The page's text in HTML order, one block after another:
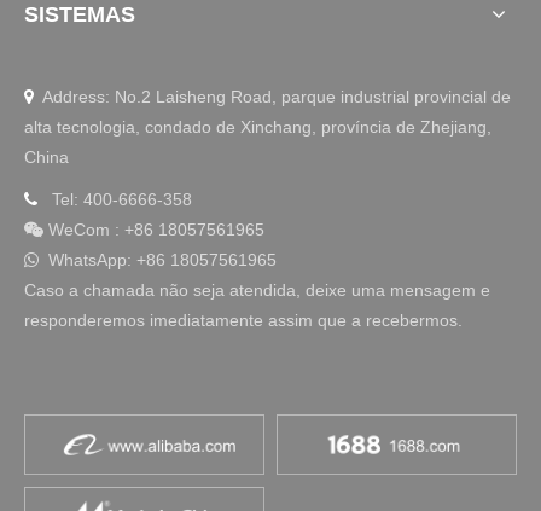
SISTEMAS
 Address: No.2 Laisheng Road, parque industrial provincial de
alta tecnologia, condado de Xinchang, província de Zhejiang,
China
 Tel: 400-6666-358
 WeCom : +86 18057561965
 WhatsApp: +86 18057561965
Caso a chamada não seja atendida, deixe uma mensagem e
responderemos imediatamente assim que a recebermos.